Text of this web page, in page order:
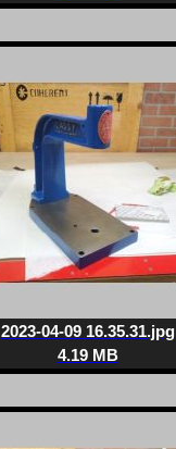
2023-04-09 16.35.31.jpg
4.19 MB